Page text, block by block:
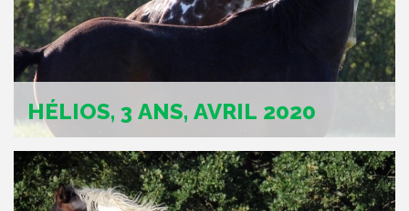
HÉLIOS, 3 ANS, AVRIL 2020